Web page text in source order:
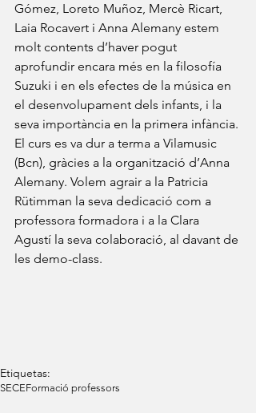
Gómez, Loreto Muñoz, Mercè Ricart,
Laia Rocavert i Anna Alemany estem
molt contents d’haver pogut
aprofundir encara més en la filosofía
Suzuki i en els efectes de la música en
el desenvolupament dels infants, i la
seva importància en la primera infància.
El curs es va dur a terma a Vilamusic
(Bcn), gràcies a la organització d’Anna
Alemany. Volem agrair a la Patricia
Rütimman la seva dedicació com a
professora formadora i a la Clara
Agustí la seva colaboració, al davant de
les demo-class.
Etiquetas:
SECEFormació professors